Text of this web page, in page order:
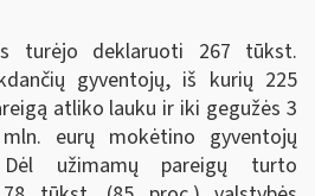
turėjo deklaruoti 267 tūkst.
gyventojų, iš kurių 225
atliko lauku ir iki gegužės 3
eurų mokėtino gyventojų
užimamų pareigų turto